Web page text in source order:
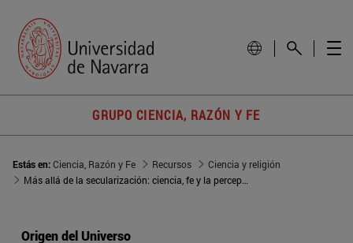
GRUPO CIENCIA, RAZÓN Y FE
Estás en:Ciencia, Razón y Fe Recursos
Ciencia y religión
Más allá de la secularización: ciencia, fe y la percepción de los jóvenes
Origen del Universo